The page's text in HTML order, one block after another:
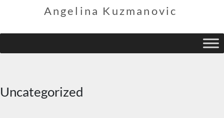
Angelina Kuzmanovic
Uncategorized